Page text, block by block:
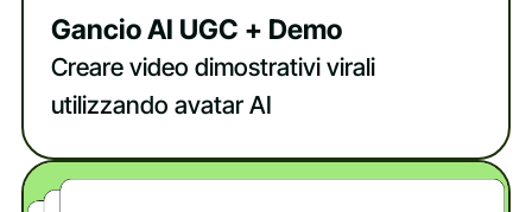
Gancio AI UGC + Demo
Creare video dimostrativi virali
utilizzando avatar AI